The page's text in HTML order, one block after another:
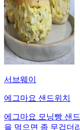
서브웨이
에그마요 샌드위치
에그마요 모닝빵 샌
을 먹으면 좀 무겁더